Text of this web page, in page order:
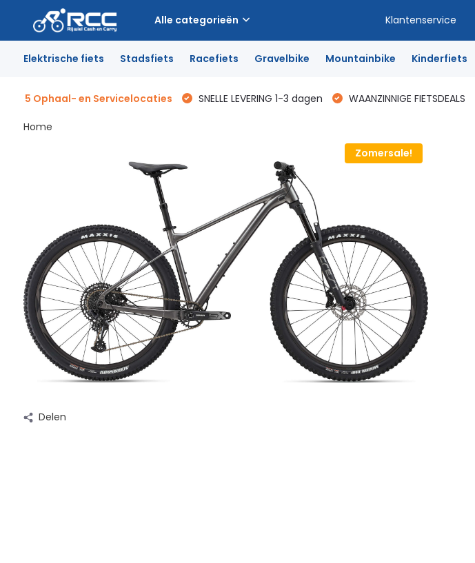
Alle categorieën Klantenservice
Elektrische fiets Stadsfiets Racefiets Gravelbike Mountainbike Kinderfiets
5 Ophaal- en Servicelocaties SNELLE LEVERING 1-3 dagen WAANZINNIGE FIETSDEALS
Home
Zomersale!
Delen